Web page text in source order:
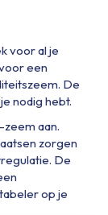
voor al je
een
De
nodig hebt.
aan.
zorgen
De
op je